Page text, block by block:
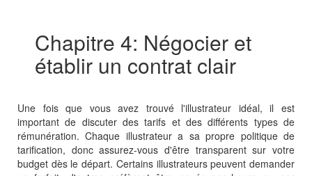
Chapitre 4: Négocier et
établir un contrat clair
Une fois que vous avez trouvé l'illustrateur idéal, il est
important de discuter des tarifs et des différents types de
rémunération. Chaque illustrateur a sa propre politique de
tarification, donc assurez-vous d'être transparent sur votre
budget dès le départ. Certains illustrateurs peuvent demander